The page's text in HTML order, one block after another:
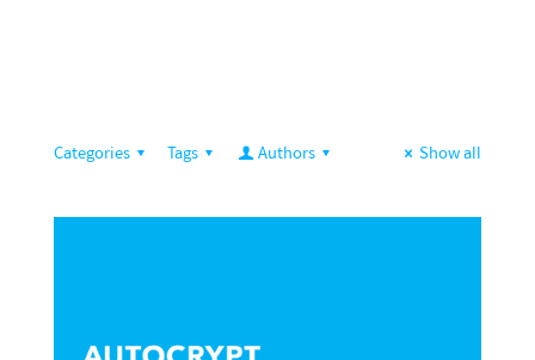
Categories Tags Authors Show all